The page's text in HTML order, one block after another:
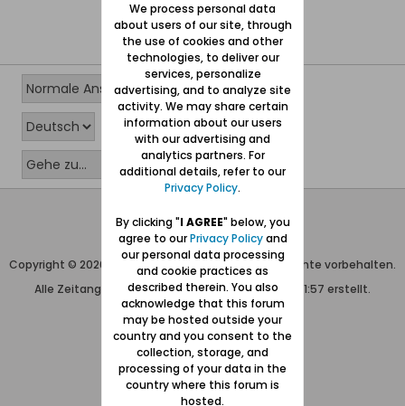
Wolfgang Naujocks MMXXVI
Powered byvBulletin®
Copyright © 2026 MH Sub I, LLC dba vBulletin. Alle Rechte vorbehalten.
Alle Zeitangaben in WEZ+1. Die Seite wurde um 01:57 erstellt.
We process personal data
about users of our site, through
the use of cookies and other
technologies, to deliver our
services, personalize
advertising, and to analyze site
activity. We may share certain
information about our users
with our advertising and
analytics partners. For
additional details, refer to our
Privacy Policy.
By clicking "I AGREE" below, you
agree to ourPrivacy Policyand
our personal data processing
and cookie practices as
described therein. You also
acknowledge that this forum
may be hosted outside your
country and you consent to the
collection, storage, and
processing of your data in the
country where this forum is
hosted.